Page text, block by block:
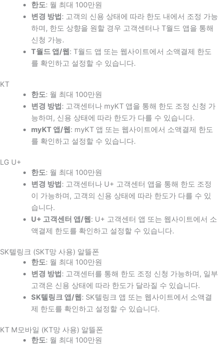
한도: 월 최대 100만원
변경 방법 : 고객의 신용 상태에 따라 한도 내에서 조정 가능
하며, 한도 상향을 원할 경우 고객센터나 T월드 앱을 통해
신청 가능.
T월드 앱/웹 : T월드 앱 또는 웹사이트에서 소액결제 한도
를 확인하고 설정할 수 있습니다.
KT
한도: 월 최대 100만원
변경 방법 : 고객센터나 myKT 앱을 통해 한도 조정 신청 가
능하며, 신용 상태에 따라 한도가 다를 수 있습니다.
myKT 앱/웹 : myKT 앱 또는 웹사이트에서 소액결제 한도
를 확인하고 설정할 수 있습니다.
LG U+
한도: 월 최대 100만원
변경 방법 : 고객센터나 U+ 고객센터 앱을 통해 한도 조정
이 가능하며, 고객의 신용 상태에 따라 한도가 다를 수 있
습니다.
U+ 고객센터 앱/웹 : U+ 고객센터 앱 또는 웹사이트에서 소
액결제 한도를 확인하고 설정할 수 있습니다.
SK텔링크 (SKT망 사용) 알뜰폰
한도: 월 최대 100만원
변경 방법 : 고객센터를 통해 한도 조정 신청 가능하며, 일부
고객은 신용 상태에 따라 한도가 달라질 수 있습니다.
SK텔링크 앱/웹 : SK텔링크 앱 또는 웹사이트에서 소액결
제 한도를 확인하고 설정할 수 있습니다.
KT M모바일 (KT망 사용) 알뜰폰
한도: 월 최대 100만원